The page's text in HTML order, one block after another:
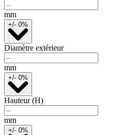
mm
+/- 0%
Diamètre extérieur
mm
+/- 0%
Hauteur (H)
mm
+/- 0%